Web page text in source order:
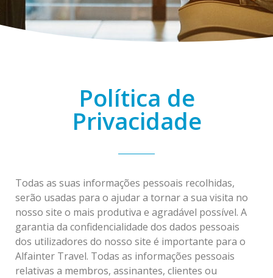
Política de
Privacidade
Todas as suas informações pessoais recolhidas,
serão usadas para o ajudar a tornar a sua visita no
nosso site o mais produtiva e agradável possível. A
garantia da confidencialidade dos dados pessoais
dos utilizadores do nosso site é importante para o
Alfainter Travel. Todas as informações pessoais
relativas a membros, assinantes, clientes ou